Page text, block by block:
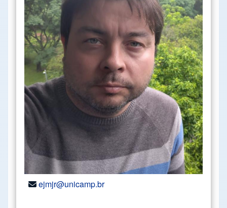
ejmjr@unicamp.br